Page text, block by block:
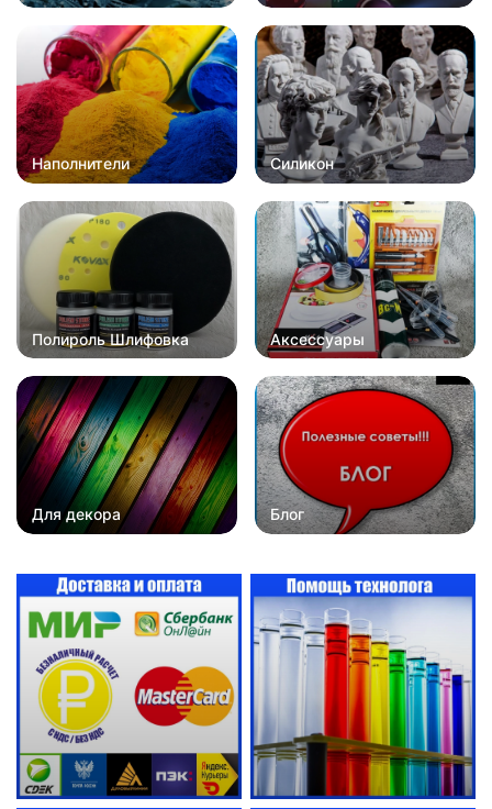
Наполнители Силикон
Полироль Шлифовка Аксессуары
Для декора Блог